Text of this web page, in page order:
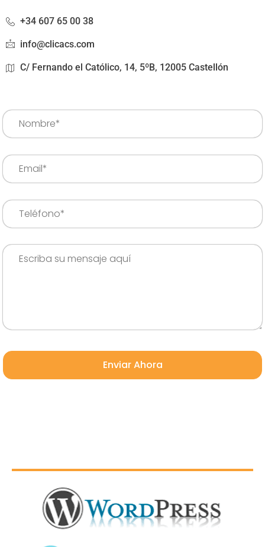
+34 607 65 00 38
info@clicacs.com
C/ Fernando el Católico, 14, 5ºB, 12005 Castellón